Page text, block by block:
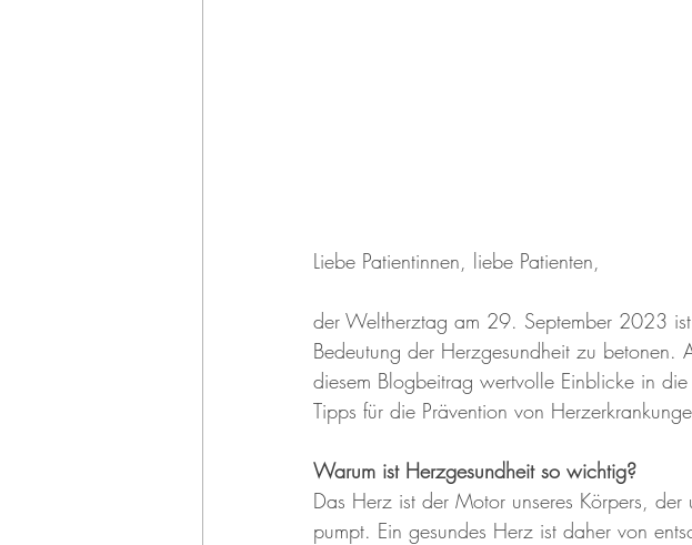
Liebe Patientinnen, liebe Patienten,
der Weltherztag am 29. September 2023
Bedeutung der Herzgesundheit zu betonen.
diesem Blogbeitrag wertvolle Einblicke in
Tipps für die Prävention von
Warum ist Herzgesundheit so wichtig?
Das Herz ist der Motor unseres Körpers,
pumpt. Ein gesundes Herz ist daher von